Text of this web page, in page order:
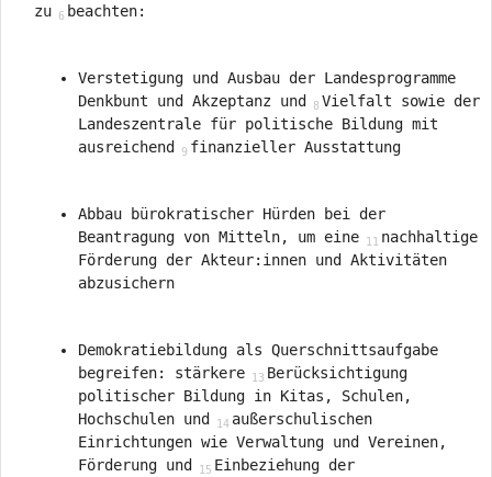
zu beachten:
Verstetigung und Ausbau der Landesprogramme
Denkbunt und Akzeptanz und Vielfalt sowie der
Landeszentrale für politische Bildung mit
ausreichend finanzieller Ausstattung
Abbau bürokratischer Hürden bei der
Beantragung von Mitteln, um eine
nachhaltige
Förderung der Akteur:innen und Aktivitäten
abzusichern
Demokratiebildung als Querschnittsaufgabe
begreifen: stärkere
Berücksichtigung
politischer Bildung in Kitas, Schulen,
Hochschulen und
außerschulischen
Einrichtungen wie Verwaltung und Vereinen,
Förderung und
Einbeziehung der